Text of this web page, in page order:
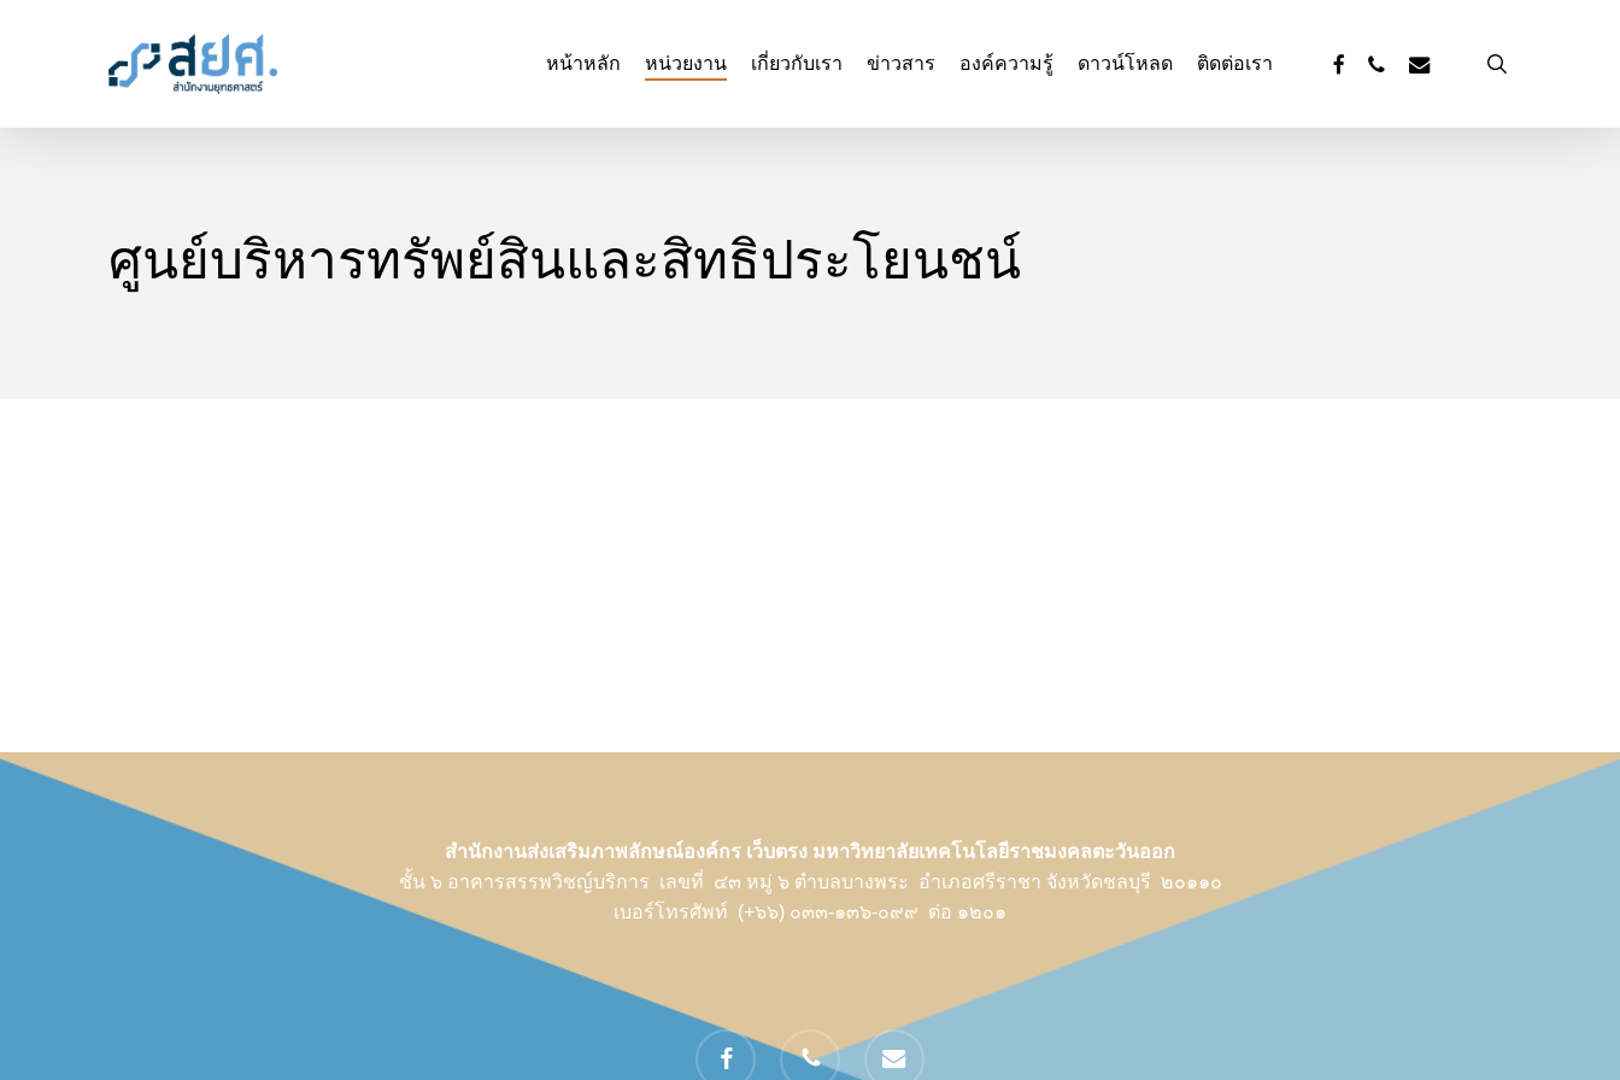
หน้าหลัก หน่วยงาน เกี่ยวกับเรา ข่าวสาร องค์ความรู้ ดาวน์โหลด ติดต่อเรา facebook
phone email
ศูนย์บริหารทรัพย์สินและสิทธิประโยนชน์
สำนักงานส่งเสริมภาพลักษณ์องค์กร เว็บตรง มหาวิทยาลัยเทคโนโลยีราชมงคลตะวันออก
ชั้น ๖ อาคารสรรพวิชญ์บริการ เลขที่ ๔๓ หมู่ ๖ ตำบลบางพระ อำเภอศรีราชา จังหวัดชลบุรี ๒๐๑๑๐
เบอร์โทรศัพท์ (+๖๖) ๐๓๓-๑๓๖-๐๙๙ ต่อ ๑๒๐๑
facebook email